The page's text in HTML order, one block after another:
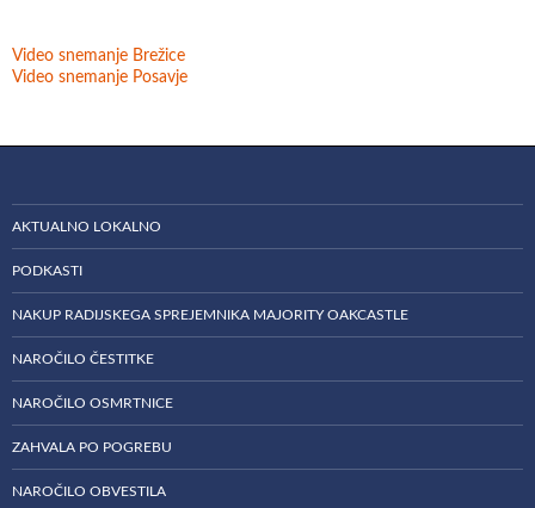
Video snemanje Brežice
Video snemanje Posavje
AKTUALNO LOKALNO
PODKASTI
NAKUP RADIJSKEGA SPREJEMNIKA MAJORITY OAKCASTLE
NAROČILO ČESTITKE
NAROČILO OSMRTNICE
ZAHVALA PO POGREBU
NAROČILO OBVESTILA